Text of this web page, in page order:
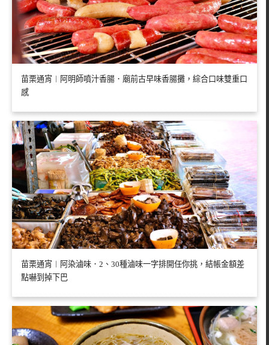
苗栗通宵︱阿明師噴汁香腸．廟前古早味香腸攤，綜合口味雙重口
感
苗栗通宵︱阿染滷味．2、30種滷味一字排開任你挑，結帳金額差
點嚇到掉下巴